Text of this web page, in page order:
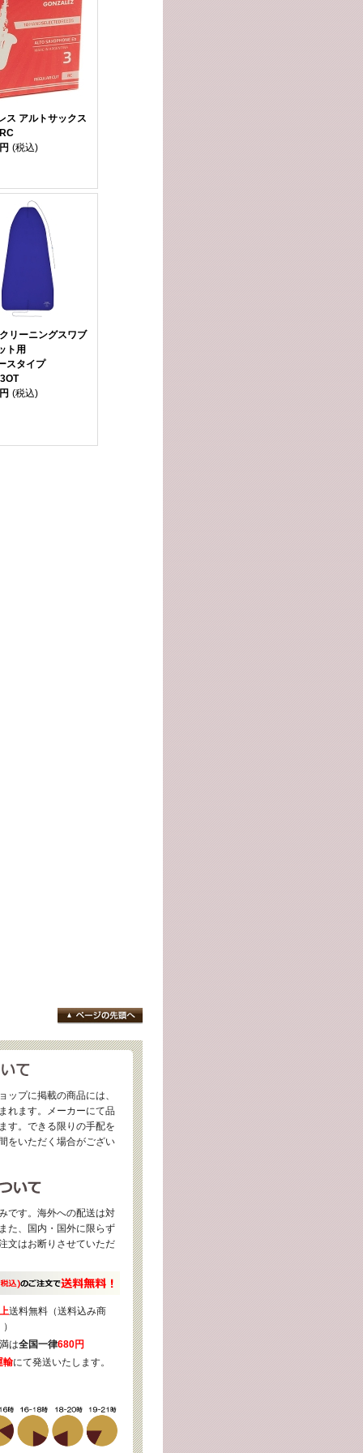
ス アルトサックス
(税込)
リーニングスワブ
ト用
スタイプ
(税込)
ップに掲載の商品には、
れます。メーカーにて品
す。できる限りの手配を
をいただく場合がござい
です。海外への配送は対
た、国内・国外に限らず
文はお断りさせていただ
送料無料（送料込み商
は全国一律680円
輸にて発送いたします。